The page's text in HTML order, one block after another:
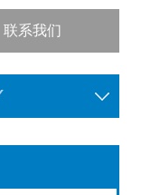
联系我们